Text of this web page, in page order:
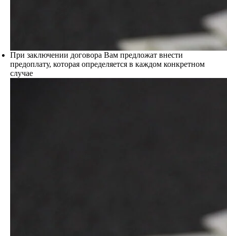
При заключении договора Вам предложат внести
предоплату, которая определяется в каждом конкретном
случае